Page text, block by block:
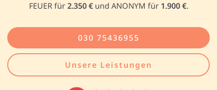
FEUER für2.350 €und ANONYM für 1.900 €.
030 75436955
Unsere Leistungen